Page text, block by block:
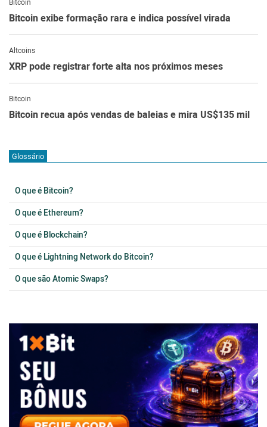
Bitcoin
Bitcoin exibe formação rara e indica possível virada
Altcoins
XRP pode registrar forte alta nos próximos meses
Bitcoin
Bitcoin recua após vendas de baleias e mira US$135 mil
Glossário
O que é Bitcoin?
O que é Ethereum?
O que é Blockchain?
O que é Lightning Network do Bitcoin?
O que são Atomic Swaps?